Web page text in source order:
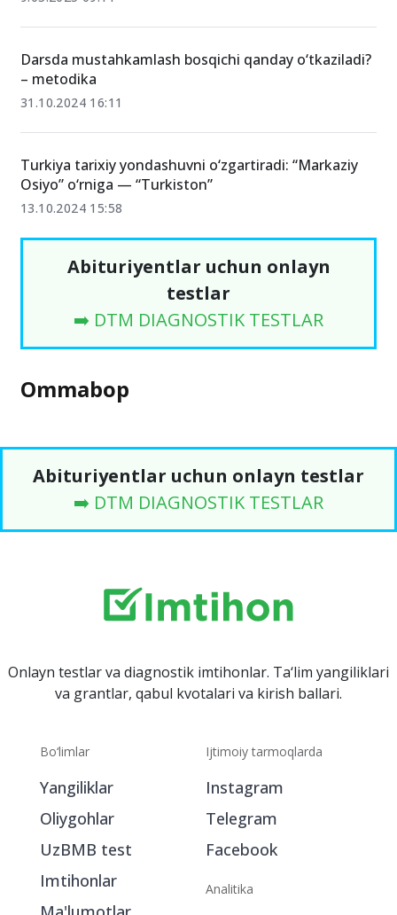
Darsda mustahkamlash bosqichi qanday o‘tkaziladi?
– metodika
31.10.2024 16:11
Turkiya tarixiy yondashuvni o‘zgartiradi: “Markaziy
Osiyo” o‘rniga — “Turkiston”
13.10.2024 15:58
Abituriyentlar uchun onlayn
testlar
➡️ DTM DIAGNOSTIK TESTLAR
Ommabop
Abituriyentlar uchun onlayn testlar
➡️ DTM DIAGNOSTIK TESTLAR
Onlayn testlar va diagnostik imtihonlar. Ta‘lim yangiliklari
va grantlar, qabul kvotalari va kirish ballari.
Bo‘limlar
Yangiliklar
Oliygohlar
UzBMB test
Imtihonlar
Ijtimoiy tarmoqlarda
Instagram
Telegram
Facebook
Analitika